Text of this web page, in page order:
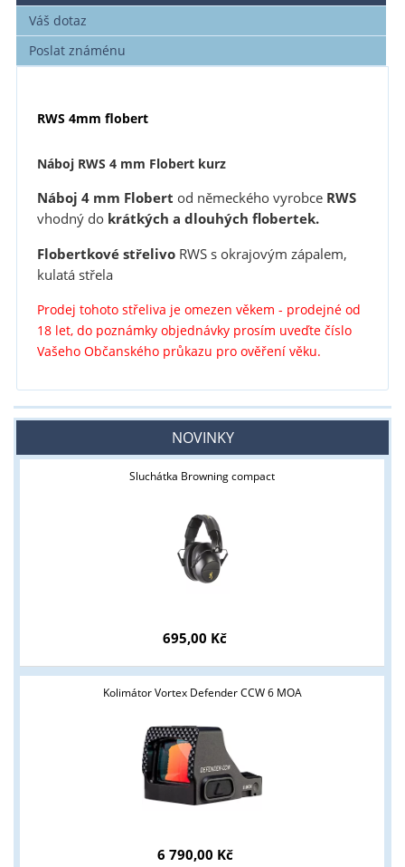
Váš dotaz
Poslat známénu
RWS 4mm flobert
Náboj RWS 4 mm Flobert kurz
Náboj 4 mm Flobert od německého vyrobce RWS
vhodný dokrátkých a dlouhých flobertek.
Flobertkové střelivoRWS s okrajovým zápalem,
kulatá střela
Prodej tohoto střeliva je omezen věkem - prodejné od
18 let, do poznámky objednávky prosím uveďte číslo
Vašeho Občanského průkazu pro ověření věku.
NOVINKY
Sluchátka Browning compact
695,00 Kč
Kolimátor Vortex Defender CCW 6 MOA
6 790,00 Kč